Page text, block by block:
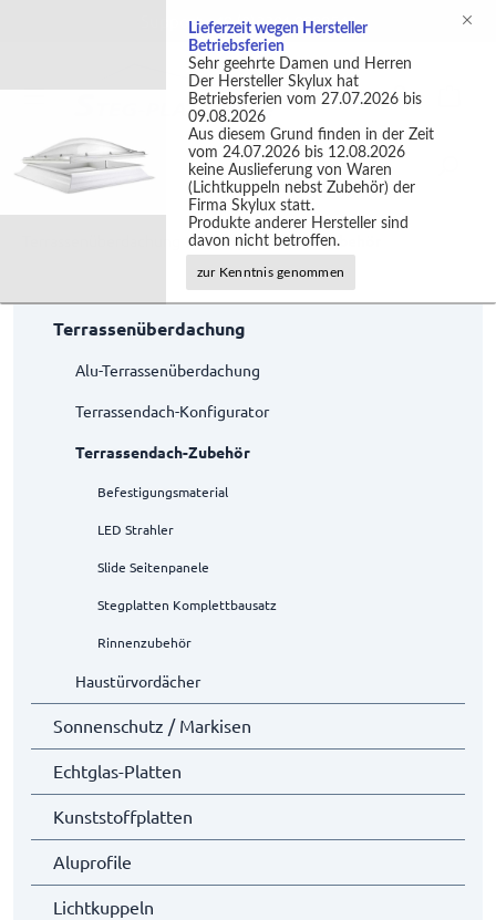
Support +49 (0)2301 9889540
Terrassendach-Zubehör
Terrassenüberdachung
Alu-Terrassenüberdachung
Terrassendach-Konfigurator
Terrassendach-Zubehör
Befestigungsmaterial
LED Strahler
Slide Seitenpanele
Stegplatten Komplettbausatz
Rinnenzubehör
Haustürvordächer
Sonnenschutz / Markisen
Echtglas-Platten
Kunststoffplatten
Aluprofile
Lichtkuppeln
Lieferzeit wegen Hersteller
Betriebsferien
Sehr geehrte Damen und Herren
Der Hersteller Skylux hat
Betriebsferien vom 27.07.2026 bis
09.08.2026
Aus diesem Grund finden in der Zeit
vom 24.07.2026 bis 12.08.2026
keine Auslieferung von Waren
(Lichtkuppeln nebst Zubehör) der
Firma Skylux statt.
Produkte anderer Hersteller sind
davon nicht betroffen.
zur Kenntnis genommen